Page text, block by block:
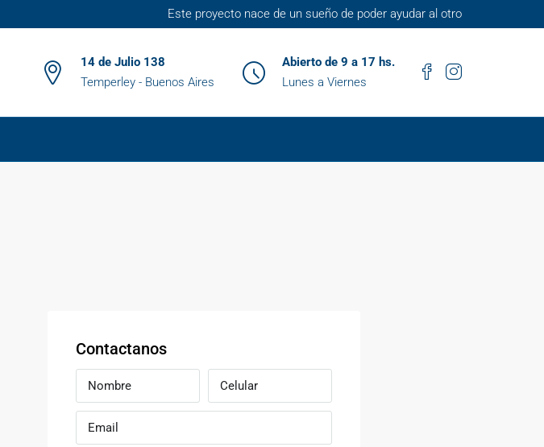
Este proyecto nace de un sueño de poder ayudar al otro
14 de Julio 138
Temperley - Buenos Aires
Abierto de 9 a 17 hs.
Lunes a Viernes
Contactanos